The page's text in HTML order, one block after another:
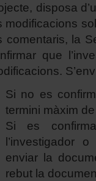
disposa
modificacions
comentaris, la
que
Si no es
termini màxim
Si es
l’investigador
enviar la
rebut la